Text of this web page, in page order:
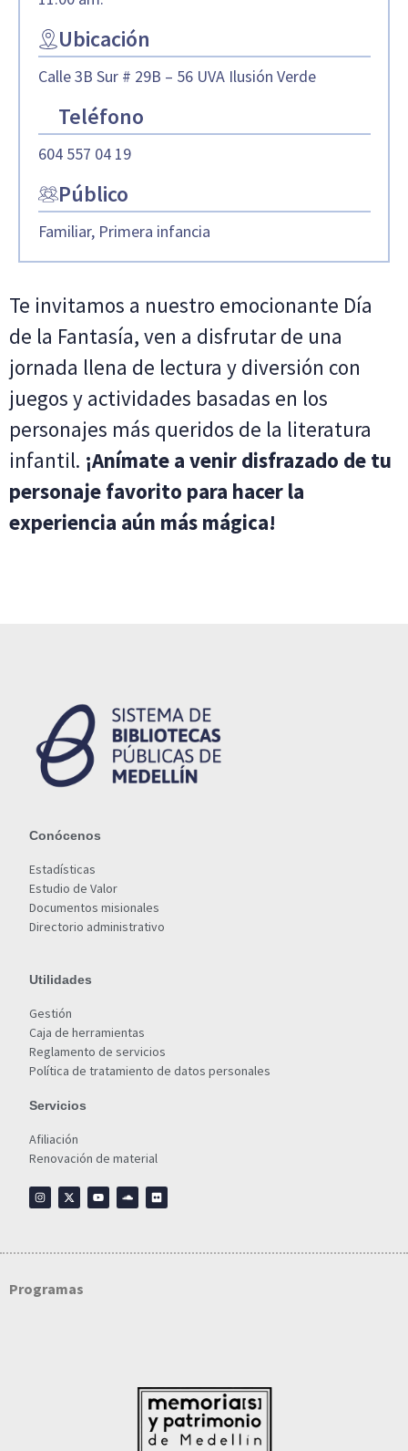
Ubicación
Calle 3B Sur # 29B – 56 UVA Ilusión Verde
Teléfono
604 557 04 19
Público
Familiar, Primera infancia
Te invitamos a nuestro emocionante Día
de la Fantasía, ven a disfrutar de una
jornada llena de lectura y diversión con
juegos y actividades basadas en los
personajes más queridos de la literatura
infantil. ¡Anímate a venir disfrazado de tu
personaje favorito para hacer la
experiencia aún más mágica!
Conócenos
Estadísticas
Estudio de Valor
Documentos misionales
Directorio administrativo
Utilidades
Gestión
Caja de herramientas
Reglamento de servicios
Política de tratamiento de datos personales
Servicios
Afiliación
Renovación de material
Programas